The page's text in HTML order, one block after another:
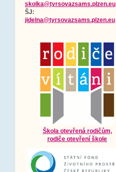
skolka@tyrsovazsams.plzen.eu
ŠJ:
jidelna@tyrsovazsams.plzen.eu
Škola otevřená rodičům,
rodiče otevření škole